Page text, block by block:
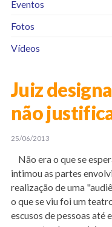
Eventos
Fotos
Vídeos
Juiz
não
25/06/2013
Não era o que se
intimou as partes
realização de uma
o que se viu foi um
escusos de pessoas até